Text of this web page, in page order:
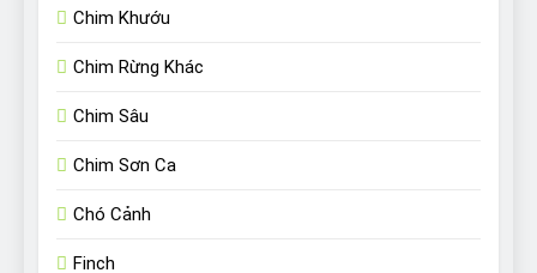
Chim Khướu
Chim Rừng Khác
Chim Sâu
Chim Sơn Ca
Chó Cảnh
Finch